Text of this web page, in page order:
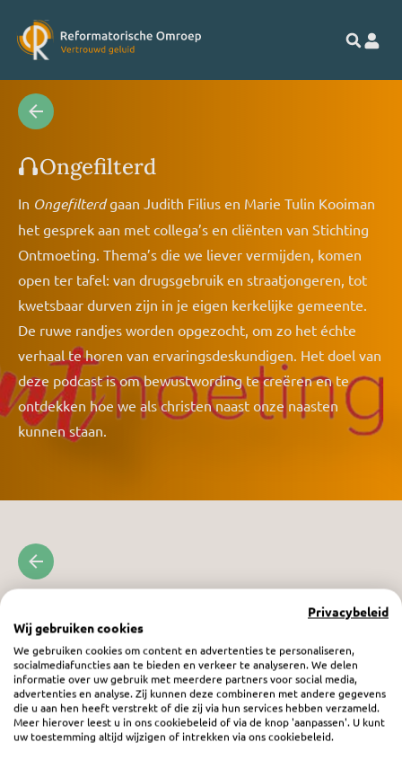
Ongefilterd
In Ongefilterdgaan Judith Filius en Marie Tulin Kooiman
het gesprek aan met collega’s en cliënten van Stichting
Ontmoeting. Thema’s die we liever vermijden, komen
open ter tafel: van drugsgebruik en straatjongeren, tot
kwetsbaar durven zijn in je eigen kerkelijke gemeente.
De ruwe randjes worden opgezocht, om zo het échte
verhaal te horen van ervaringsdeskundigen. Het doel van
deze podcast is om bewustwording te creëren en te
ontdekken hoe we als christen naast onze naasten
kunnen staan.
Privacybeleid
Wij gebruiken cookies
We gebruiken cookies om content en advertenties te personaliseren,
socialmediafuncties aan te bieden en verkeer te analyseren. We delen
informatie over uw gebruik met meerdere partners voor social media,
advertenties en analyse. Zij kunnen deze combineren met andere gegevens
die u aan hen heeft verstrekt of die zij via hun services hebben verzameld.
Meer hierover leest u in ons cookiebeleid of via de knop 'aanpassen'. U kunt
uw toestemming altijd wijzigen of intrekken via ons cookiebeleid.